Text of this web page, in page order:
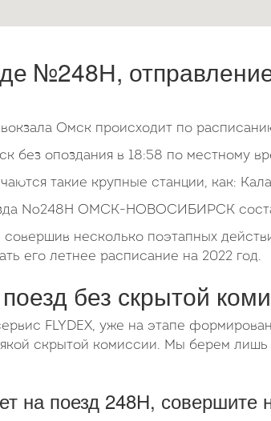
№248Н,
Омск происходит по
без опоздания в 18:58 по местному
такие крупные станции, как:
№248Н ОМСК-НОВОСИБИРСК
совершив несколько поэтапных
летнее расписание на 2022 год.
без скрытой
FLYDEX, уже на этапе
скрытой комиссии. Мы берем
на поезд 248Н, совершите